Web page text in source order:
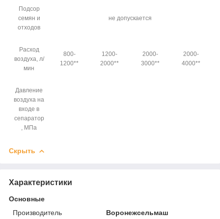
Подсор
семян и
отходов
не допускается
Расход
воздуха, л/
мин
800-
1200**
1200-
2000**
2000-
3000**
2000-
4000**
Давление
воздуха на
входе в
сепаратор
, МПа
Скрыть
Характеристики
Основные
Производитель
Воронежсельмаш